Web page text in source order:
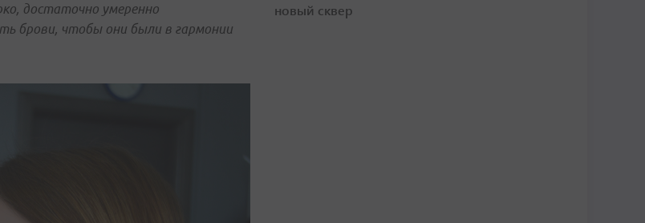
достаточно умеренно
брови, чтобы они были в гармонии
новый сквер